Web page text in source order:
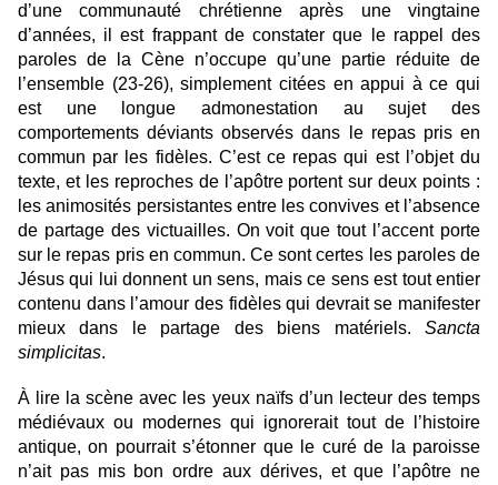
d’une communauté chrétienne après une vingtaine
d’années, il est frappant de constater que le rappel des
paroles de la Cène n’occupe qu’une partie réduite de
l’ensemble (23-26), simplement citées en appui à ce qui
est une longue admonestation au sujet des
comportements déviants observés dans le repas pris en
commun par les fidèles. C’est ce repas qui est l’objet du
texte, et les reproches de l’apôtre portent sur deux points :
les animosités persistantes entre les convives et l’absence
de partage des victuailles. On voit que tout l’accent porte
sur le repas pris en commun. Ce sont certes les paroles de
Jésus qui lui donnent un sens, mais ce sens est tout entier
contenu dans l’amour des fidèles qui devrait se manifester
mieux dans le partage des biens matériels. Sancta
simplicitas.
À lire la scène avec les yeux naïfs d’un lecteur des temps
médiévaux ou modernes qui ignorerait tout de l’histoire
antique, on pourrait s’étonner que le curé de la paroisse
n’ait pas mis bon ordre aux dérives, et que l’apôtre ne